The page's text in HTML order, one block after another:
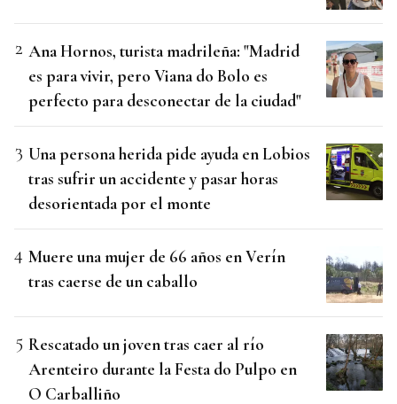
Ana Hornos, turista madrileña: "Madrid
es para vivir, pero Viana do Bolo es
perfecto para desconectar de la ciudad"
Una persona herida pide ayuda en Lobios
tras sufrir un accidente y pasar horas
desorientada por el monte
Muere una mujer de 66 años en Verín
tras caerse de un caballo
Rescatado un joven tras caer al río
Arenteiro durante la Festa do Pulpo en
O Carballiño